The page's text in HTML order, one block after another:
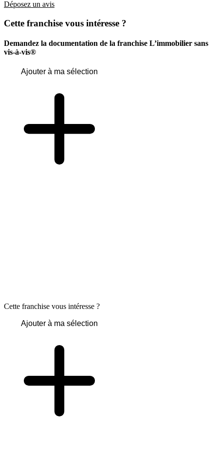
Déposez un avis
Cette franchise vous intéresse ?
Demandez la documentation de la franchise L’immobilier sans
vis-à-vis®
Ajouter à ma sélection
Cette franchise vous intéresse ?
Ajouter à ma sélection